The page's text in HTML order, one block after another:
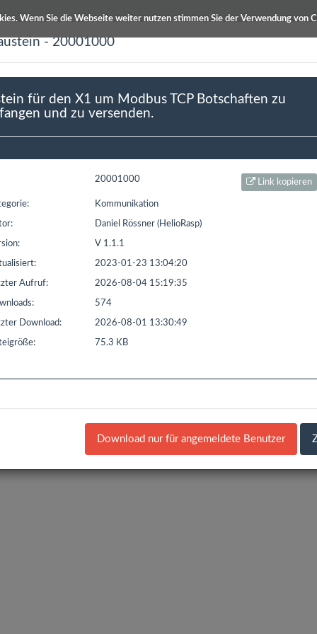
Wenn Sie die Webseite weiter nutzen stimmen Sie der Verwendung von
Modbus TCP Botschaften zu Empfangen und zu versenden.
seit: 16.02.2016 | Letzter Download: 06.08.2026 09:39:40
- 20001000
für den X1 um Modbus TCP Botschaften zu
und zu versenden.
20001000 Link kopieren
Kommunikation
Daniel Rössner (HelioRasp)
V 1.1.1
2023-01-23 13:04:20
Aufruf: 2026-08-04 15:19:35
574
Download: 2026-08-01 13:30:49
75.3 KB
Download nur für angemeldete Benutzer